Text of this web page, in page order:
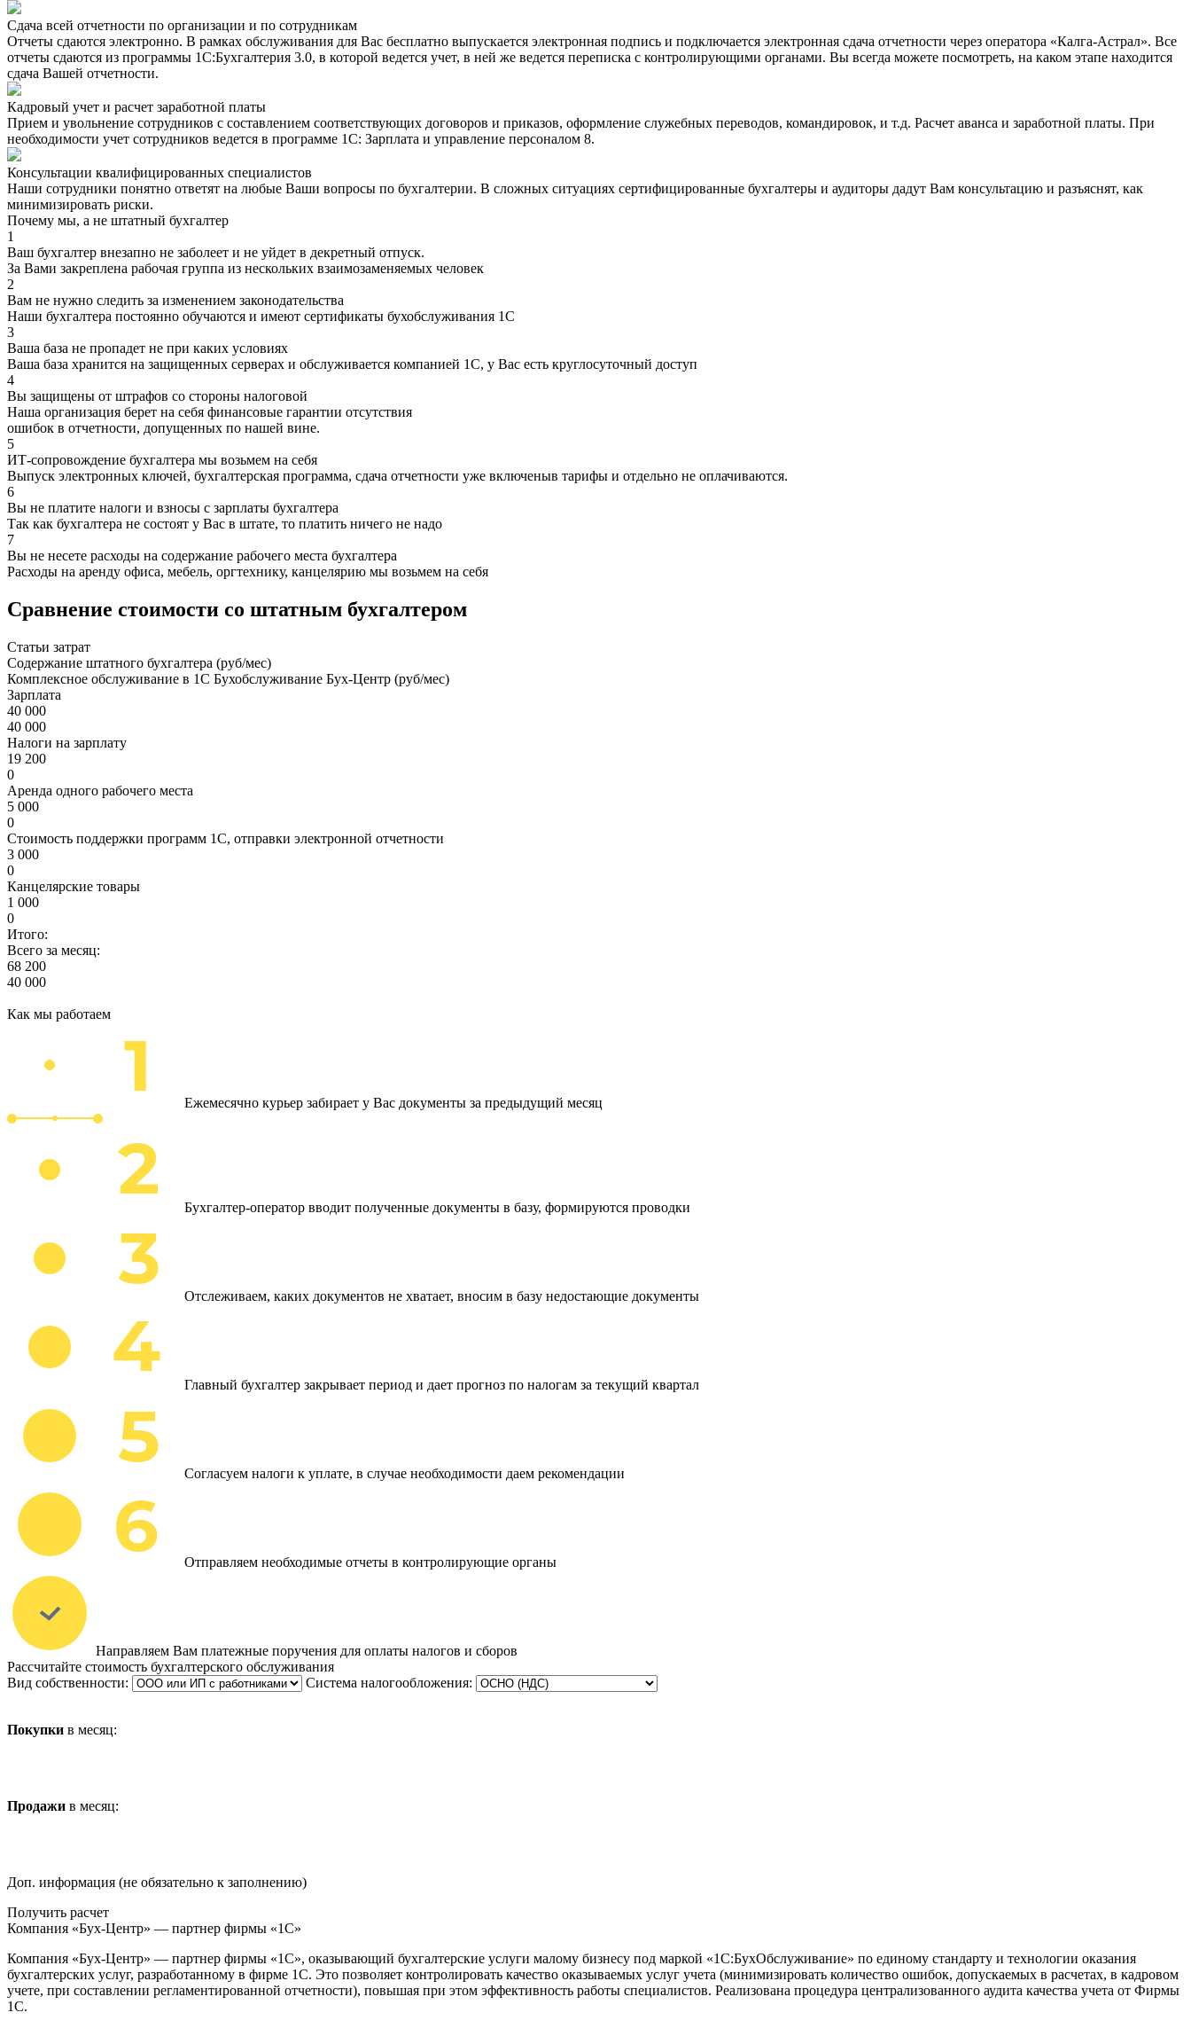
Сдача всей отчетности по организации и по сотрудникам
Отчеты сдаются электронно. В рамках обслуживания для Вас бесплатно выпускается электронная подпись и подключается электронная сдача отчетности через оператора «Калга-Астрал». Все
отчеты сдаются из программы 1С:Бухгалтерия 3.0, в которой ведется учет, в ней же ведется переписка с контролирующими органами. Вы всегда можете посмотреть, на каком этапе находится
сдача Вашей отчетности.
Кадровый учет и расчет заработной платы
Прием и увольнение сотрудников с составлением соответствующих договоров и приказов, оформление служебных переводов, командировок, и т.д. Расчет аванса и заработной платы. При
необходимости учет сотрудников ведется в программе 1С: Зарплата и управление персоналом 8.
Консультации квалифицированных специалистов
Наши сотрудники понятно ответят на любые Ваши вопросы по бухгалтерии. В сложных ситуациях сертифицированные бухгалтеры и аудиторы дадут Вам консультацию и разъяснят, как
минимизировать риски.
Почему мы, а не штатный бухгалтер
1
Ваш бухгалтер внезапно не заболеет и не уйдет в декретный отпуск.
За Вами закреплена рабочая группа из нескольких взаимозаменяемых человек
2
Вам не нужно следить за изменением законодательства
Наши бухгалтера постоянно обучаются и имеют сертификаты бухобслуживания 1С
3
Ваша база не пропадет не при каких условиях
Ваша база хранится на защищенных серверах и обслуживается компанией 1С, у Вас есть круглосуточный доступ
4
Вы защищены от штрафов со стороны налоговой
Наша организация берет на себя финансовые гарантии отсутствия
ошибок в отчетности, допущенных по нашей вине.
5
ИТ-сопровождение бухгалтера мы возьмем на себя
Выпуск электронных ключей, бухгалтерская программа, сдача отчетности уже включеныв тарифы и отдельно не оплачиваются.
6
Вы не платите налоги и взносы с зарплаты бухгалтера
Так как бухгалтера не состоят у Вас в штате, то платить ничего не надо
7
Вы не несете расходы на содержание рабочего места бухгалтера
Расходы на аренду офиса, мебель, оргтехнику, канцелярию мы возьмем на себя
Сравнение стоимости со штатным бухгалтером
Статьи затрат
Содержание штатного бухгалтера (руб/мес)
Комплексное обслуживание в 1С Бухобслуживание Бух-Центр (руб/мес)
Зарплата
40 000
40 000
Налоги на зарплату
19 200
0
Аренда одного рабочего места
5 000
0
Стоимость поддержки программ 1С, отправки электронной отчетности
3 000
0
Канцелярские товары
1 000
0
Итого:
Всего за месяц:
68 200
40 000
Как мы работаем
Ежемесячно курьер забирает у Вас документы за предыдущий месяц
Бухгалтер-оператор вводит полученные документы в базу, формируются проводки
Отслеживаем, каких документов не хватает, вносим в базу недостающие документы
Главный бухгалтер закрывает период и дает прогноз по налогам за текущий квартал
Согласуем налоги к уплате, в случае необходимости даем рекомендации
Отправляем необходимые отчеты в контролирующие органы
Направляем Вам платежные поручения для оплаты налогов и сборов
Рассчитайте стоимость бухгалтерского обслуживания
Вид собственности:
Система налогообложения:
Покупки в месяц:
Продажи в месяц:
Доп. информация (не обязательно к заполнению)
Получить расчет
Компания «Бух-Центр» — партнер фирмы «1С»
Компания «Бух-Центр» — партнер фирмы «1С», оказывающий бухгалтерские услуги малому бизнесу под маркой «1С:БухОбслуживание» по единому стандарту и технологии оказания
бухгалтерских услуг, разработанному в фирме 1С. Это позволяет контролировать качество оказываемых услуг учета (минимизировать количество ошибок, допускаемых в расчетах, в кадровом
учете, при составлении регламентированной отчетности), повышая при этом эффективность работы специалистов. Реализована процедура централизованного аудита качества учета от Фирмы
1С.